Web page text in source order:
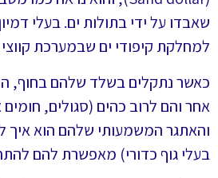
שאבדו על ידי בתולות ים. בעלי
למחלקת קיפודי ים שבמערכת
כאשר נתקלים בשלד שלהם בחוף,
אחר והם לרוב כהים (סגולים, חומים
והאתגר המשמעותי שלהם הוא איך
בעלי גוף כדורי) מאפשרת להם